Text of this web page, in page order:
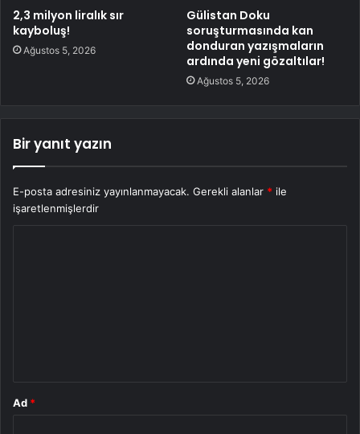
2,3 milyon liralık sır
kayboluş!
Ağustos 5, 2026
Gülistan Doku
soruşturmasında kan
donduran yazışmaların
ardında yeni gözaltılar!
Ağustos 5, 2026
Bir yanıt yazın
E-posta adresiniz yayınlanmayacak. Gerekli alanlar * ile
işaretlenmişlerdir
Ad *